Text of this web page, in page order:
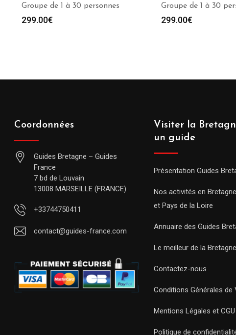
Groupe de 1 à 30 personnes
299.00€
Groupe de 1 à 30
299.00€
Coordonnées
Guides Bretagne – Guides
France
7 bd de Louvain
13008 MARSEILLE (FRANCE)
+33744750411
contact@guides-france.com
Visiter la
un guide
Présentation Guides
Nos activités en
et Pays de la Loire
Annuaire des Guides
Le meilleur de la Bretagne
Contactez-nous
Conditions Générales de
Mentions Légales et CGU
Politique de